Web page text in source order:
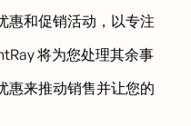
惠和促销活动，以专注
将为您处理其余事
惠来推动销售并让您的